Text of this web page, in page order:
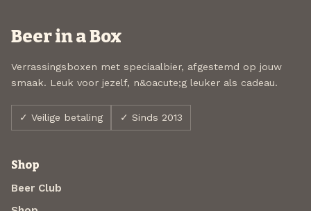
Beer in a Box
Verrassingsboxen met speciaalbier, afgestemd op jouw
smaak. Leuk voor jezelf, n&oacute;g leuker als cadeau.
✓ Veilige betaling ✓ Sinds 2013
Shop
Beer Club